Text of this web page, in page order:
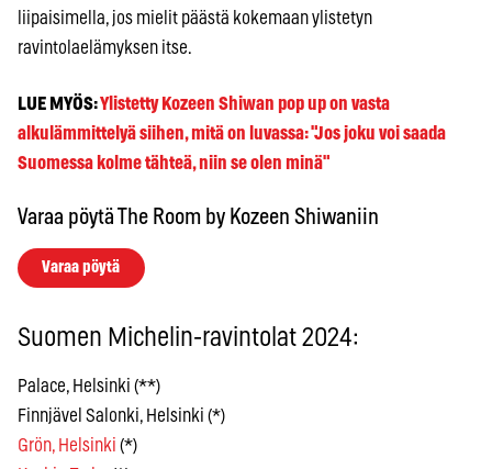
liipaisimella, jos mielit päästä kokemaan ylistetyn
ravintolaelämyksen itse.
LUE MYÖS:Ylistetty Kozeen Shiwan pop up on vasta
alkulämmittelyä siihen, mitä on luvassa: "Jos joku voi saada
Suomessa kolme tähteä, niin se olen minä"
Varaa pöytä The Room by Kozeen Shiwaniin
Varaa pöytä
Suomen Michelin-ravintolat 2024:
Palace, Helsinki (**)
Finnjävel Salonki, Helsinki (*)
Grön, Helsinki (*)